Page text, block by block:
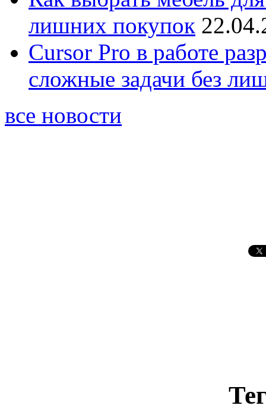
лишних покупок
Cursor Pro в работе
сложные задачи без
все новости